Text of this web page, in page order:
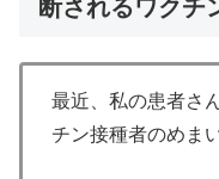
断されるワクチ
最近、私の患者さ
チン接種者のめま